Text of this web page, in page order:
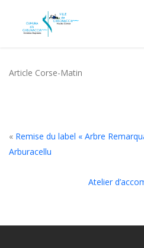
18 AVRIL 2019
Article Corse-Matin
« Remise du label « Arbre
Arburacellu
Atelier